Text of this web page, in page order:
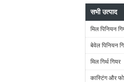
सभी उत्पाद
मिल पिनियन
बेवेल पिनियन
मिल गिर्थ गियर
कास्टिंग और